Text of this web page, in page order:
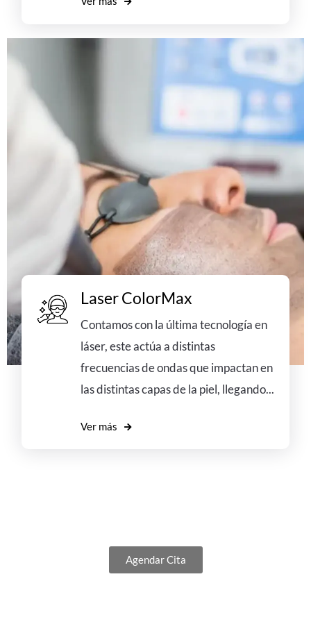
Laser ColorMax
Contamos con la última tecnología en
láser, este actúa a distintas
frecuencias de ondas que impactan en
las distintas capas de la piel, llegando...
Ver más
Agendar Cita